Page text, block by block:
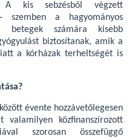
A kis sebzésből végzett
szemben a hagyományos
számára kisebb
biztosítanak, amik a
a kórházak terheltségét is
évente hozzávetőlegesen
közfinanszírozott
szorosan összefüggő